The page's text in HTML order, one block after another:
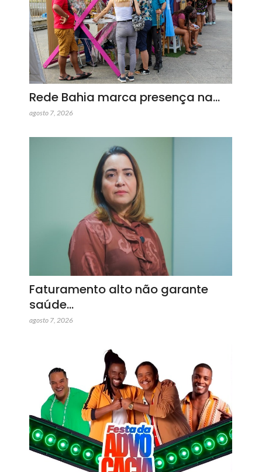
Rede Bahia marca presença na…
agosto 7, 2026
Faturamento alto não garante
saúde…
agosto 7, 2026